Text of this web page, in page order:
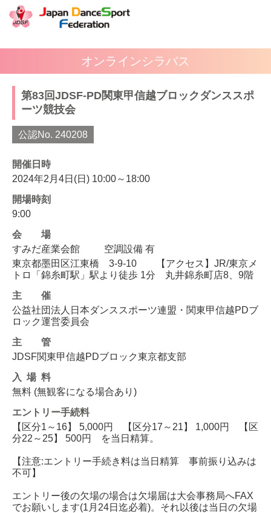
オンラインシラバス
第83回JDSF-PD関東甲信越ブロックダンススポ
ーツ競技会
公認No. 240208
開催日時
2024年2月4日(日) 10:00～18:00
開場時刻
9:00
会場
すみだ産業会館
空調設備 有
東京都墨田区江東橋 3-9-10 【アクセス】JR/東京メ
トロ「錦糸町駅」駅より徒歩 1分 丸井錦糸町店8、9階
主催
公益社団法人日本ダンススポーツ連盟・関東甲信越PDブ
ロック運営委員会
主管
JDSF関東甲信越PDブロック東京都支部
入場料
無料 (無観客になる場合あり)
エントリー手続料
【区分1～16】 5,000円 【区分17～21】 1,000円 【区
分22～25】 500円 を当日精算。
【注意:エントリー手続き料は当日精算 事前振り込みは
不可】
エントリー後の欠場の場合は欠場届は大会事務局へFAX
でお願いします(1月24日迄必着)。それ以後は当日の欠場